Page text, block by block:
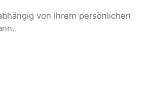
von Ihrem persönlichen